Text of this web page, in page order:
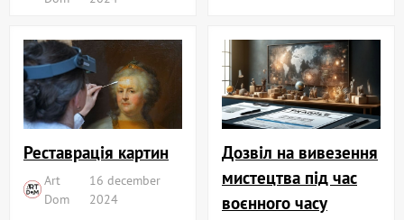
Реставрація картин
Art
Dom
16 december
2024
Дозвіл на вивезення
мистецтва під час
воєнного часу